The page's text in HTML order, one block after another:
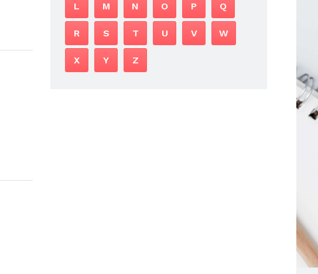
L M N O P Q
R S T U V W
X Y Z